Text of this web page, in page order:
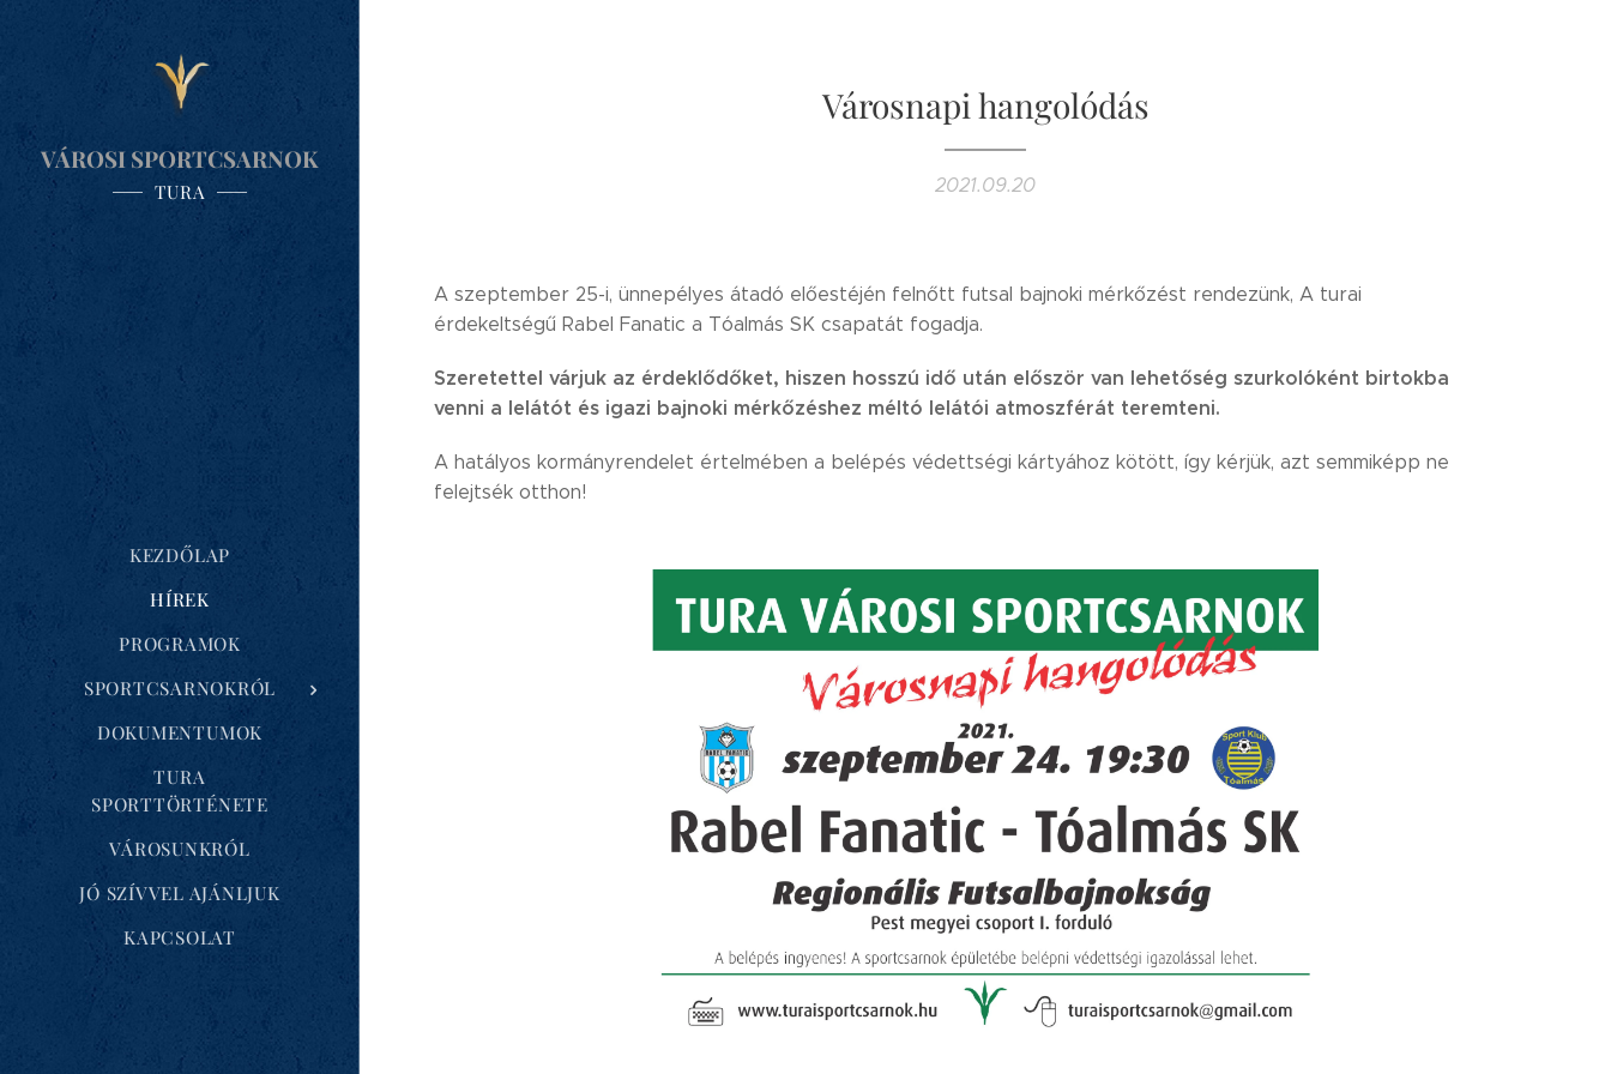
VÁROSI SPORTCSARNOK
TURA
KEZDŐLAP
HÍREK
PROGRAMOK
SPORTCSARNOKRÓL
DOKUMENTUMOK
TURA
SPORTTÖRTÉNETE
VÁROSUNKRÓL
JÓ SZÍVVEL AJÁNLJUK
KAPCSOLAT
Városnapi hangolódás
2021.09.20
A szeptember 25-i, ünnepélyes átadó előestéjén felnőtt futsal bajnoki mérkőzést rendezünk, A turai
érdekeltségű Rabel Fanatic a Tóalmás SK csapatát fogadja.
Szeretettel várjuk az érdeklődőket, hiszen hosszú idő után először van lehetőség szurkolóként birtokba
venni a lelátót és igazi bajnoki mérkőzéshez méltó lelátói atmoszférát teremteni.
A hatályos kormányrendelet értelmében a belépés védettségi kártyához kötött, így kérjük, azt semmiképp ne
felejtsék otthon!